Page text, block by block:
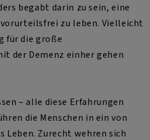
begabt darin zu sein, eine
zu leben. Vielleicht
für die große
der Demenz einher gehen
– alle diese Erfahrungen
die Menschen in ein von
Leben. Zurecht wehren sich